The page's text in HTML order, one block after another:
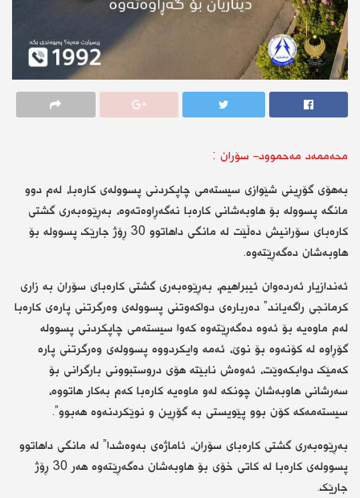
محەممەد مەحموود- سۆران :
بەهۆی گۆڕینی شێوازی سیستەمی چاپکردنی پسوولەی کارەبا، لەم دوو
مانگە پسوولە بۆ هاوبەشانی کارەبا نەگەڕاوەتەوە، بەڕێوەبەری گشتی
کارەبای سۆرانیش دەڵێت لە مانگی داهاتوو 30 ڕۆژ جارێک پسوولە بۆ
هاوبەشان دەگەڕێتەوە.
ئەندازیار ئەردەوان ئیبراهیم، بەڕێوەبەری گشتی کارەبای سۆران بە زاری
کرمانجی راگەیاند” دەربارەی دواکەوتنی پسوولەی وەرگرتنی پارەی کارەبا
لەم ماوەیە بۆ ئەوە دەگەڕێتەوە کەوا سیستەمی چاپکردنی پسوولە
گۆڕاوە لە کۆنەوە بۆ نوێ، ئەمە وایکردووە پسوولەی وەرگرتنی پارە
کەمێک دوابکەوێت، ئەوەش نابێتە هۆی دروستبوونی بارگرانی بۆ
سەرشانی هاوبەشان چونکە لەو ماوەیە کارەبا کەم بەکار هاتووە،
سیستەمەکە کۆن بوو پێویستی بە گۆڕین و نوێکردنەوە هەبوو”.
بەڕێوەبەری گشتی کارەبای سۆران، ئاماژەی بەوەشدا” لە مانگی داهاتوو
پسوولەی کارەبا لە کاتی خۆی بۆ هاوبەشان دەگەڕێتەوە هەر 30 ڕۆژ
جارێک.